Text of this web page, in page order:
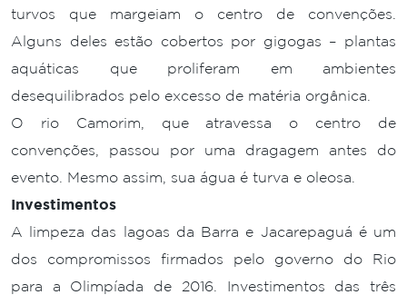
turvos que margeiam o centro de convenções.
Alguns deles estão cobertos por gigogas – plantas
aquáticas que proliferam em ambientes
desequilibrados pelo excesso de matéria orgânica.
O rio Camorim, que atravessa o centro de
convenções, passou por uma dragagem antes do
evento. Mesmo assim, sua água é turva e oleosa.
Investimentos
A limpeza das lagoas da Barra e Jacarepaguá é um
dos compromissos firmados pelo governo do Rio
para a Olimpíada de 2016. Investimentos das três